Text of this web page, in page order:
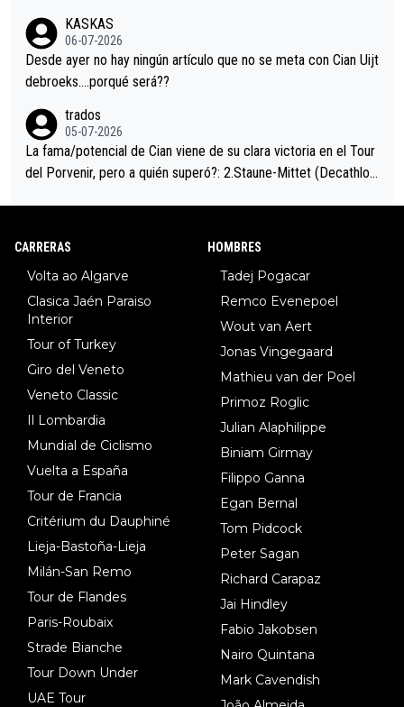
eta, a ver si por querer poner a Del Toro con calzador en posi
ción de podio UAE y Pojacar se van complicar el tour.
KASKAS
06-07-2026
Desde ayer no hay ningún artículo que no se meta con Cian Uijt
debroeks….porqué será??
trados
05-07-2026
La fama/potencial de Cian viene de su clara victoria en el Tour
del Porvenir, pero a quién superó?: 2.Staune-Mittet (Decathlon,
8.Lenny Martinez (Bahrein), 9. Van Belle (Visma), 10. Vacek (Li
CARRERAS
Volta ao Algarve
Clasica Jaén Paraiso
Interior
Tour of Turkey
Giro del Veneto
Veneto Classic
Il Lombardia
Mundial de Ciclismo
Vuelta a España
Tour de Francia
Critérium du Dauphiné
Lieja-Bastoña-Lieja
Milán-San Remo
Tour de Flandes
Paris-Roubaix
Strade Bianche
Tour Down Under
UAE Tour
HOMBRES
Tadej Pogacar
Remco Evenepoel
Wout van Aert
Jonas Vingegaard
Mathieu van der Poel
Primoz Roglic
Julian Alaphilippe
Biniam Girmay
Filippo Ganna
Egan Bernal
Tom Pidcock
Peter Sagan
Richard Carapaz
Jai Hindley
Fabio Jakobsen
Nairo Quintana
Mark Cavendish